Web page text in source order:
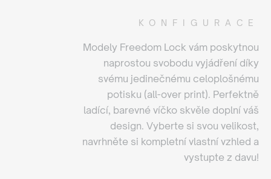
KONFIGURACE
Modely Freedom Lock vám poskytnou
naprostou svobodu vyjádření díky
svému jedinečnému celoplošnému
potisku (all-over print). Perfektně
ladící, barevné víčko skvěle doplní váš
design. Vyberte si svou velikost,
navrhněte si kompletní vlastní vzhled a
vystupte z davu!